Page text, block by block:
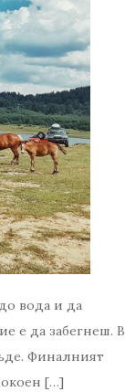
вода и да
е да забегнеш. В
Финалният
[…]